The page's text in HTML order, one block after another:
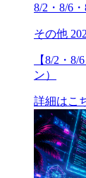
8/2・8/6・
その他
【8/2・
ン）
詳細はこ